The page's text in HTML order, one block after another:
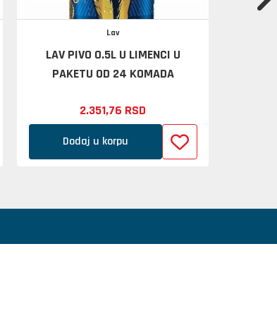
Lav
LAV PIVO 0.5L U LIMENCI U
PAKETU OD 24 KOMADA
2.351,76 RSD
Dodaj u korpu